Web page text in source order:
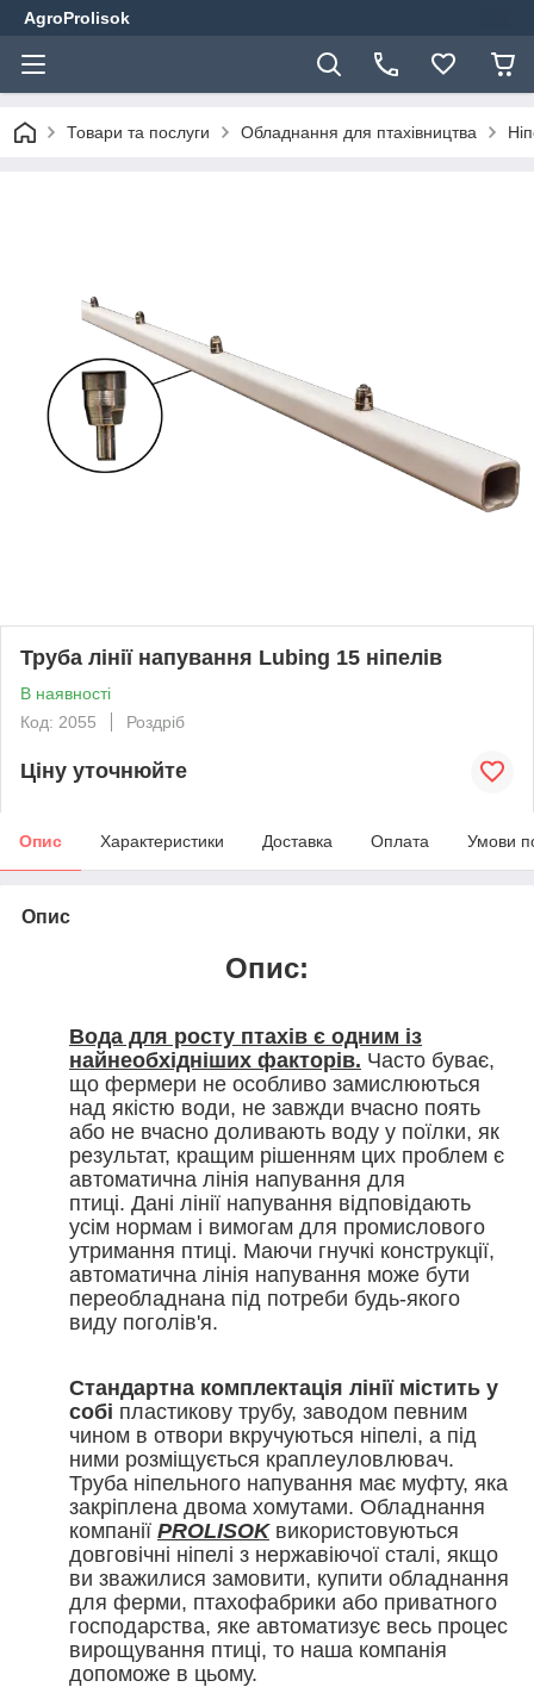
AgroProlisok
Товари та послуги Обладнання для птахівництва
Труба лінії напування Lubing 15 ніпелів
В наявності
Код: 2055
Роздріб
Ціну уточнюйте
Опис Характеристики Доставка Оплата Умови
Опис
Опис:
Вода для росту птахів є одним із
найнеобхідніших факторів. Часто буває,
що фермери не особливо замислюються
над якістю води, не завжди вчасно поять
або не вчасно доливають воду у поїлки, як
результат, кращим рішенням цих проблем є
автоматична лінія напування для
птиці. Дані лінії напування відповідають
усім нормам і вимогам для промислового
утримання птиці. Маючи гнучкі конструкції,
автоматична лінія напування може бути
переобладнана під потреби будь-якого
виду поголів'я.
Стандартна комплектація лінії містить у
собі пластикову трубу, заводом певним
чином в отвори вкручуються ніпелі, а під
ними розміщується краплеуловлювач.
Труба ніпельного напування має муфту, яка
закріплена двома хомутами. Обладнання
компанії PROLISOKвикористовуються
довговічні ніпелі з нержавіючої сталі, якщо
ви зважилися замовити, купити обладнання
для ферми, птахофабрики або приватного
господарства, яке автоматизує весь процес
вирощування птиці, то наша компанія
допоможе в цьому.